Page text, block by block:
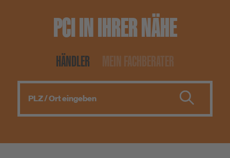
PCI IN IHRER NÄHE
HÄNDLER MEIN FACHBERATER